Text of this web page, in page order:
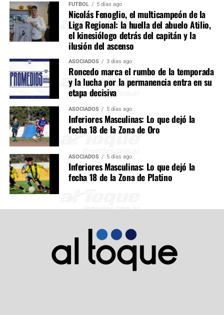
FÚTBOL 5 días ago
Nicolás Fenoglio, el multicampeón de la
Liga Regional: la huella del abuelo Atilio,
el kinesiólogo detrás del capitán y la
ilusión del ascenso
ASOCIADOS 3 días ago
Roncedo marca el rumbo de la temporada
y la lucha por la permanencia entra en su
etapa decisiva
ASOCIADOS 5 días ago
Inferiores Masculinas: Lo que dejó la
fecha 18 de la Zona de Oro
ASOCIADOS 5 días ago
Inferiores Masculinas: Lo que dejó la
fecha 18 de la Zona de Platino